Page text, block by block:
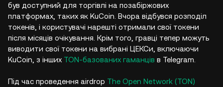
був доступний для торгівлі на позабіржових
платформах, таких як KuCoin. Вчора відбувся розподіл
токенів, і користувачі нарешті отримали свої токени
після місяців очікування. Крім того, гравці тепер можуть
виводити свої токени на вибрані ЦЕКСи, включаючи
KuCoin, з інших TON-базованих гаманців в Telegram.
Під час проведення airdrop The Open Network (TON)